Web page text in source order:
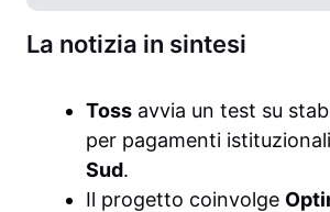
La notizia in sintesi
Toss avvia un test su
per pagamenti
Sud.
Il progetto coinvolge